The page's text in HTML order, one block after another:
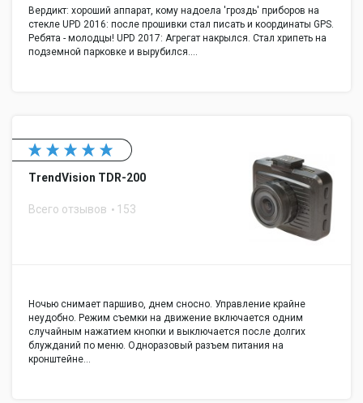
Вердикт: хороший аппарат, кому надоела 'гроздь' приборов на
стекле UPD 2016: после прошивки стал писать и координаты GPS.
Ребята - молодцы! UPD 2017: Агрегат накрылся. Стал хрипеть на
подземной парковке и вырубился.…
TrendVision TDR-200
Всего отзывов 153
Ночью снимает паршиво, днем сносно. Управление крайне
неудобно. Режим съемки на движение включается одним
случайным нажатием кнопки и выключается после долгих
блужданий по меню. Одноразовый разъем питания на
кронштейне…